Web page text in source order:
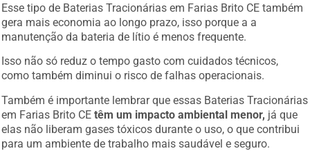
Esse tipo de Baterias Tracionárias em Farias Brito CE também
gera mais economia ao longo prazo, isso porque a a
manutenção da bateria de lítio é menos frequente.
Isso não só reduz o tempo gasto com cuidados técnicos,
como também diminui o risco de falhas operacionais.
Também é importante lembrar que essas Baterias Tracionárias
em Farias Brito CEtêm um impacto ambiental menor, já que
elas não liberam gases tóxicos durante o uso, o que contribui
para um ambiente de trabalho mais saudável e seguro.